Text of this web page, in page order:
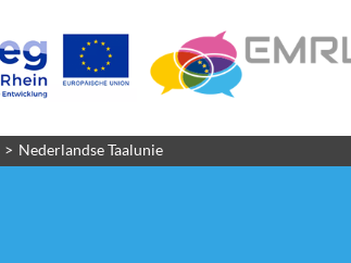
Nederlandse Taalunie